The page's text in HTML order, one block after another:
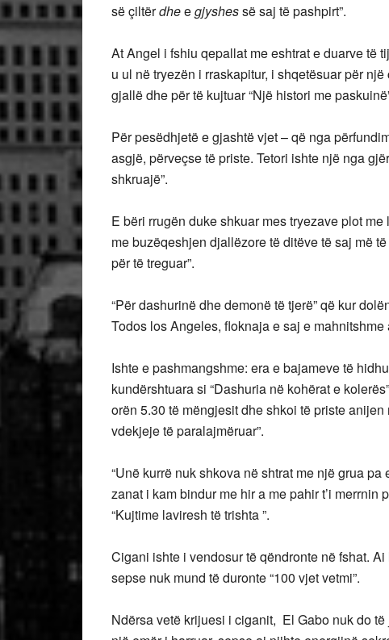
së çiltërdheegjyshessë saj të pashpirt”.
At Angel i fshiu qepallat me eshtrat e duarve të
u ul në tryezën i rraskapitur, i shqetësuar për
gjallë dhe për të kujtuar “Një histori me
Për pesëdhjetë e gjashtë vjet – që nga
asgjë, përveçse të priste. Tetori ishte një nga
shkruajë”.
E bëri rrugën duke shkuar mes tryezave plot
me buzëqeshjen djallëzore të ditëve të saj më
për të treguar”.
“Për dashurinë dhe demonë të tjerë” që kur
Todos los Angeles, floknaja e saj e
Ishte e pashmangshme: era e bajameve të
kundërshtuara si “Dashuria në kohërat e
orën 5.30 të mëngjesit dhe shkoi të priste
vdekjeje të paralajmëruar”.
“Unë kurrë nuk shkova në shtrat me një grua
zanat i kam bindur me hir a me pahir t’i merrnin
“Kujtime laviresh të trishta ”.
Cigani ishte i vendosur të qëndronte në fshat.
sepse nuk mund të duronte “100 vjet vetmi”.
Ndërsa vetë krijuesi i ciganit, El Gabo nuk do